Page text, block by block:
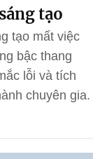
tạo
tạo mất việc
bậc thang
lỗi và tích
chuyên gia.